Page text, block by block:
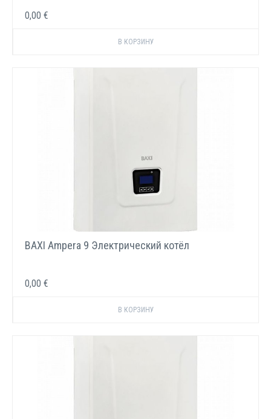
0,00 €
BAXI Ampera 9 Электрический котёл
0,00 €